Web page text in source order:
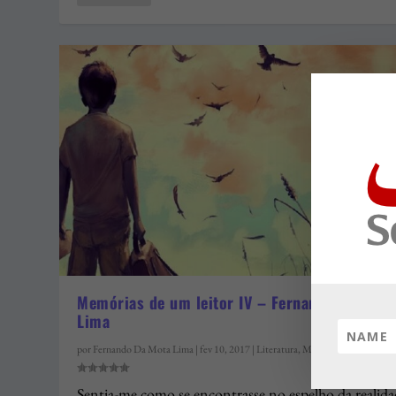
Memórias de um leitor IV – Fernando da Mota
Lima
porFernando Da Mota Lima | fev 10, 2017 | Literatura, Memórias de um leitor